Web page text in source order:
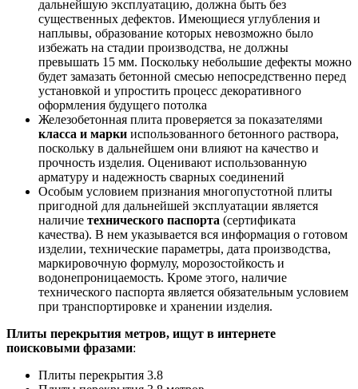
дальнейшую эксплуатацию, должна быть без
существенных дефектов. Имеющиеся углубления и
наплывы, образование которых невозможно было
избежать на стадии производства, не должны
превышать 15 мм. Поскольку небольшие дефекты можно
будет замазать бетонной смесью непосредственно перед
установкой и упростить процесс декоративного
оформления будущего потолка
Железобетонная плита проверяется за показателями
класса и марки использованного бетонного раствора,
поскольку в дальнейшем они влияют на качество и
прочность изделия. Оценивают использованную
арматуру и надежность сварных соединений
Особым условием признания многопустотной плиты
пригодной для дальнейшей эксплуатации является
наличие технического паспорта (сертификата
качества). В нем указывается вся информация о готовом
изделии, технические параметры, дата производства,
маркировочную формулу, морозостойкость и
водонепроницаемость. Кроме этого, наличие
технического паспорта является обязательным условием
при транспортировке и хранении изделия.
Плиты перекрытия метров, ищут в интернете
поисковыми фразами:
Плиты перекрытия 3.8